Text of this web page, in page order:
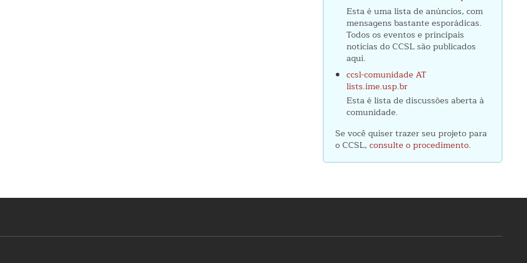
Esta é uma lista de anúncios, com
mensagens bastante esporádicas.
Todos os eventos e principais
notícias do CCSL são publicados
aqui.
ccsl-comunidade AT
lists.ime.usp.br
Esta é lista de discussões aberta à
comunidade.
Se você quiser trazer seu projeto para
o CCSL, consulte o procedimento.